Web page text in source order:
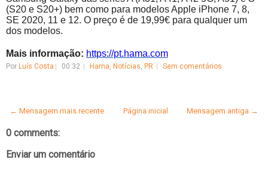
(S20 e S20+) bem como para modelos Apple iPhone 7, 8,
SE 2020, 11 e 12. O preço é de 19,99€ para qualquer um
dos modelos.
Mais informação: https://pt.hama.com
Por Luís Costa 00:32 Hama Notícias PR Sem comentários
← Mensagem mais recente Mensagem antiga →
Página inicial
0 comments:
Enviar um comentário